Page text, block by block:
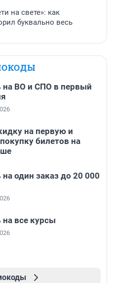
на свете»: как
буквально весь
на ВО и СПО в первый
на первую и
билетов на
один заказ до 20 000
на все курсы